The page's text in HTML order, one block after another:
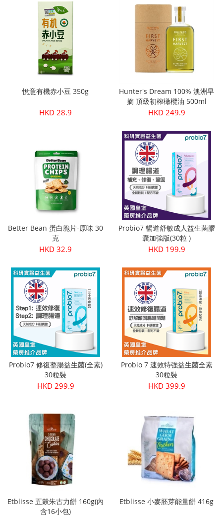
Organic
悅意有機赤小豆 350g
HKD 28.9
Hunter's Dream 100% 澳洲早
摘 頂級初榨橄欖油 500ml
HKD 249.9
Better Bean 蛋白脆片-原味 30
克
HKD 32.9
Probio7 暢道舒敏成人益生菌膠
囊加強版(30粒 )
HKD 199.9
Probio7 修復整腸益生菌(全素)
30粒裝
HKD 299.9
Probio 7 速效特強益生菌全素
30粒裝
HKD 399.9
Etblisse 五榖朱古力餅 160g(內
含16小包)
Etblisse 小麥胚芽能量餅 416g